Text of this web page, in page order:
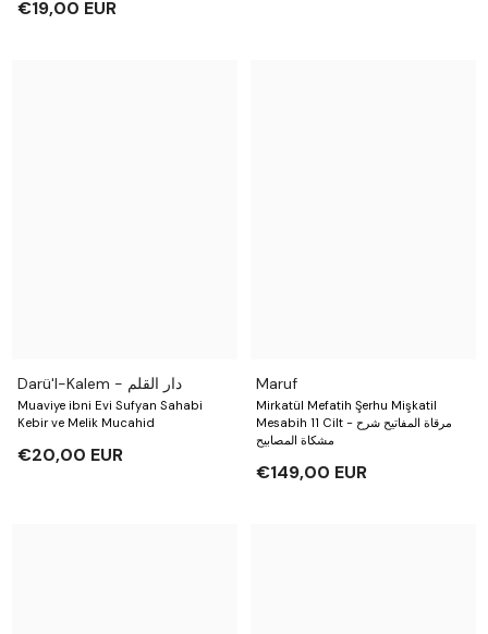
€19,00 EUR
Darü'l-Kalem - دار القلم
Muaviye ibni Evi Sufyan Sahabi
Kebir ve Melik Mucahid
€20,00 EUR
Maruf
Mirkatül Mefatih Şerhu Mişkatil
Mesabih 11 Cilt - مرقاة المفاتيح شرح
مشكاة المصابيح
€149,00 EUR